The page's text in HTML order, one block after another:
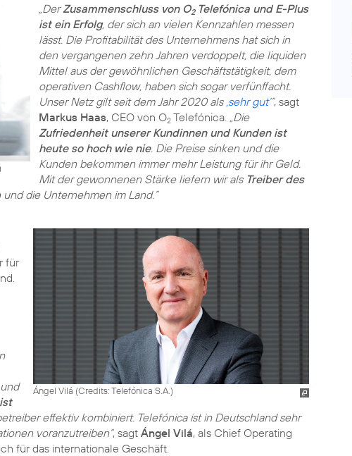
„DerZusammenschluss von O2Telefónica und E-Plus
ist ein Erfolg, der sich an vielen Kennzahlen messen
lässt. Die Profitabilität des Unternehmens hat sich in
den vergangenen zehn Jahren verdoppelt, die liquiden
Mittel aus der gewöhnlichen Geschäftstätigkeit, dem
operativen Cashflow, haben sich sogar verfünffacht.
Unser Netz gilt seit dem Jahr 2020 als ‚sehr gut‘”, sagt
Markus Haas, CEO von O2Telefónica.
„Die
Zufriedenheit unserer Kundinnen und Kunden ist
heute so hoch wie nie. Die Preise sinken und die
Kunden bekommen immer mehr Leistung für ihr Geld.
Mit der gewonnenen Stärke liefern wir als Treiber des
die Unternehmen im Land.”
Ángel Vilá (Credits: Telefónica S.A.)
für
effektiv kombiniert. Telefónica ist in Deutschland sehr
voranzutreiben“, sagt Ángel Vilá, als Chief Operating
für das internationale Geschäft.